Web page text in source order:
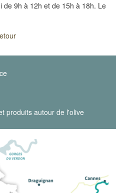
de 9h à 12h et de 15h à 18h. Le
produits autour de l'olive